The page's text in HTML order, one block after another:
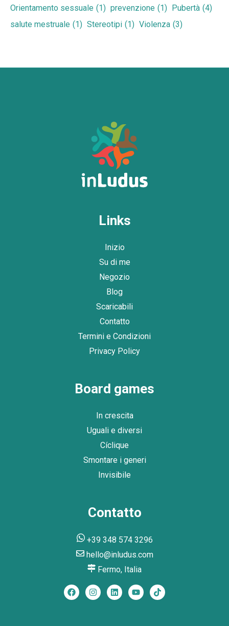
Orientamento sessuale (1) prevenzione (1) Pubertà (4)
salute mestruale (1) Stereotipi (1) Violenza (3)
Links
Inizio
Su di me
Negozio
Blog
Scaricabili
Contatto
Termini e Condizioni
Privacy Policy
Board games
In crescita
Uguali e diversi
Cíclique
Smontare i generi
Invisibile
Contatto
+39 348 574 3296
hello@inludus.com
Fermo, Italia